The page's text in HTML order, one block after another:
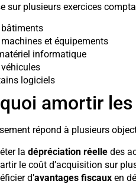
sur plusieurs exercices
bâtiments
machines et équipements
informatique
véhicules
logiciels
amortir
répond à plusieurs
la dépréciation réelledes
le coût d’acquisition sur
d’avantages fiscauxen